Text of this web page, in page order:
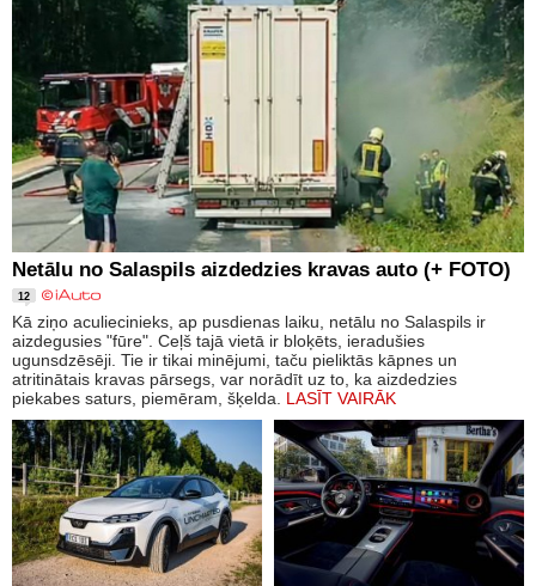
Netālu no Salaspils aizdedzies kravas auto (+ FOTO)
12
Kā ziņo aculiecinieks, ap pusdienas laiku, netālu no Salaspils ir
aizdegusies "fūre". Ceļš tajā vietā ir bloķēts, ieradušies
ugunsdzēsēji. Tie ir tikai minējumi, taču pieliktās kāpnes un
atritinātais kravas pārsegs, var norādīt uz to, ka aizdedzies
piekabes saturs, piemēram, šķelda. LASĪT VAIRĀK